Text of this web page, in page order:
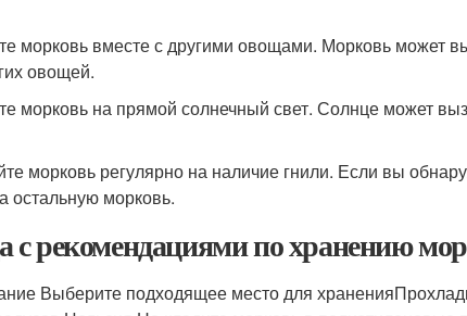
морковь вместе с другими овощами. Морковь может
овощей.
морковь на прямой солнечный свет. Солнце может
морковь регулярно на наличие гнили. Если вы
остальную морковь.
с рекомендациями по хранению
Выберите подходящее место для